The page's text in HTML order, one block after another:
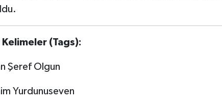
(Tags):
Şeref Olgun
Yurdunuseven